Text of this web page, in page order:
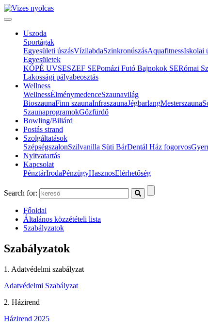
Uszoda
Sportágak
Egyesületi úszásVízilabdaSzinkronúszásAquafitnessIskolai
Egyesületek
KÓPÉ UVSESZEF SEPomázi Futó Bajnokok SERómai
Lakossági pályabeosztás
Wellness
WellnessÉlménymedenceSzaunavilág
BioszaunaFinn szaunaInfraszaunaJégbarlangMesterszauna
SzaunaprogramokGőzfürdő
Bowling/Biliárd
Postás strand
Szolgáltatások
SzépségszalonSzilvanilla Süti BárDentál Ház fogorvos
Nyitvatartás
Kapcsolat
PénztárIrodaPénzügyHasznosElérhetőség
Search for:
Főoldal
Általános közzétételi lista
Szabályzatok
Szabályzatok
1. Adatvédelmi szabályzat
Adatvédelmi Szabályzat
2. Házirend
Házirend 2025